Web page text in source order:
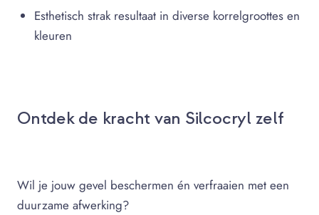
Esthetisch strak resultaat in diverse korrelgroottes en
kleuren
Ontdek de kracht van Silcocryl zelf
Wil je jouw gevel beschermen én verfraaien met een
duurzame afwerking?